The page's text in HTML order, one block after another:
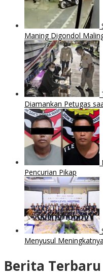
Maning Digondol
Diamankan Petugas
Pencurian Pikap
Menyusul
Berita Terbaru